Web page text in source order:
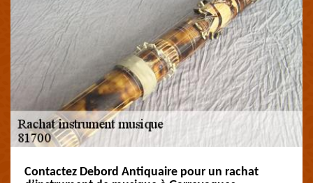
Contactez Debord Antiquaire pour un rachat